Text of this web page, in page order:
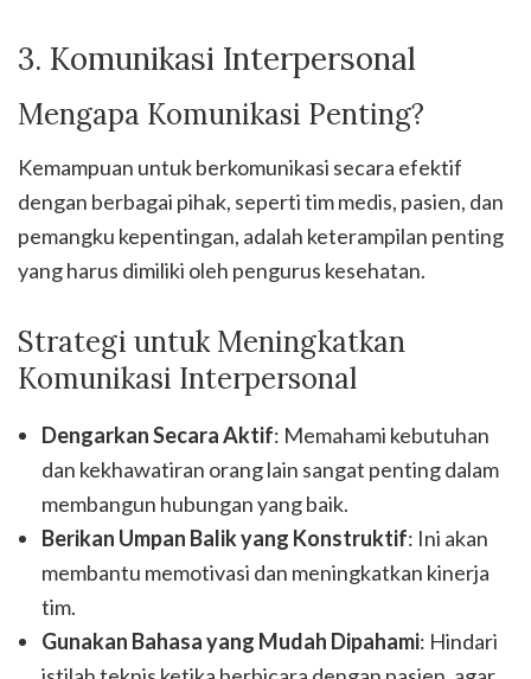
3. Komunikasi Interpersonal
Mengapa Komunikasi Penting?
Kemampuan untuk berkomunikasi secara efektif
dengan berbagai pihak, seperti tim medis, pasien, dan
pemangku kepentingan, adalah keterampilan penting
yang harus dimiliki oleh pengurus kesehatan.
Strategi untuk Meningkatkan
Komunikasi Interpersonal
Dengarkan Secara Aktif: Memahami kebutuhan
dan kekhawatiran orang lain sangat penting dalam
membangun hubungan yang baik.
Berikan Umpan Balik yang Konstruktif: Ini akan
membantu memotivasi dan meningkatkan kinerja
tim.
Gunakan Bahasa yang Mudah Dipahami: Hindari